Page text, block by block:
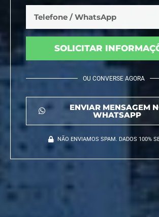
SOLICITAR
OU CONVERSE AGORA
ENVIAR MENSAGEM
WHATSAPP
NÃO ENVIAMOS SPAM. DADOS 100%